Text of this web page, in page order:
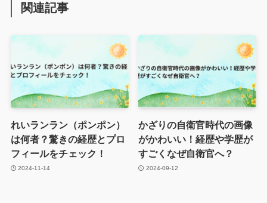
関連記事
れいランラン（ポンポン）
は何者？驚きの経歴とプロ
フィールをチェック！
2024-11-14
かざりの自衛官時代の画像
がかわいい！経歴や学歴が
すごくなぜ自衛官へ？
2024-09-12